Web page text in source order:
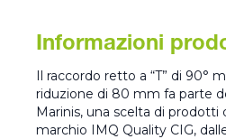
Informazioni
Il raccordo retto a “T” di 90°
riduzione di 80 mm fa parte
Marinis, una scelta di prodotti
marchio IMQ Quality CIG,